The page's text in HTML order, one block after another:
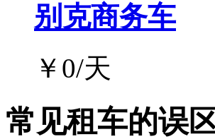
别克商务车
￥ 0/天
常见租车的误